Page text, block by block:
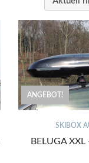
ANGEBOT!
SKIBOX
BELUGA